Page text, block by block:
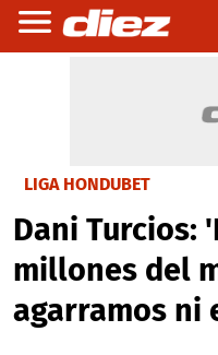
LIGA HONDUBET
Dani Turcios:
millones del
agarramos ni